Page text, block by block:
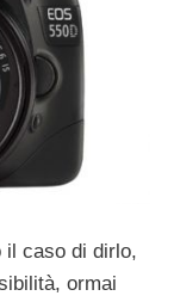
il caso di dirlo,
ormai